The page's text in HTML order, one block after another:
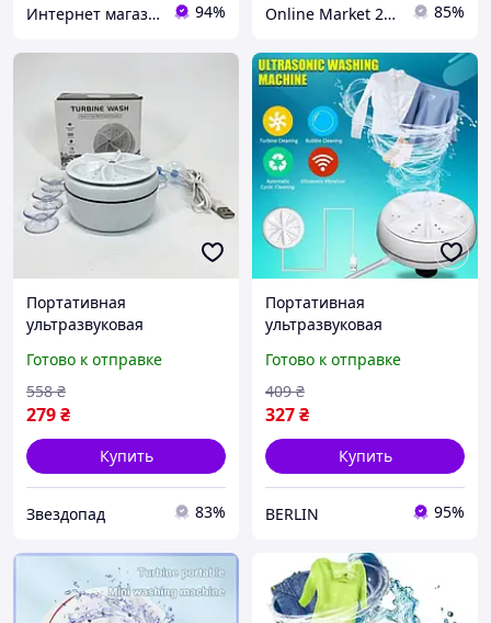
Интернет магазин Slando 94% Online Market 24/7 85%
Портативная
ультразвуковая
мини машинка для
стирки белья usb,
Малогабаритная машина
Готово к отправке
279₴
558 ₴
Купить
Звездопад 83%
Портативная
ультразвуковая
мини машинка для
стирки белья usb,
Малогабаритная машина
berlin
Готово к отправке
327₴
409 ₴
Купить
BERLIN 95%